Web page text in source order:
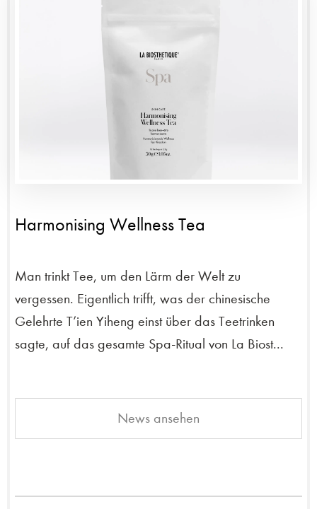
Harmonising Wellness Tea
Man trinkt Tee, um den Lärm der Welt zu
vergessen. Eigentlich trifft, was der chinesische
Gelehrte T’ien Yiheng einst über das Teetrinken
sagte, auf das gesamte Spa-Ritual von La Biost...
News ansehen